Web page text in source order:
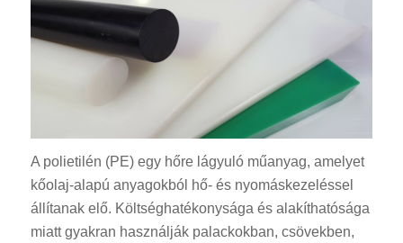
A polietilén (PE) egy hőre lágyuló műanyag, amelyet
kőolaj-alapú anyagokból hő- és nyomáskezeléssel
állítanak elő. Költséghatékonysága és alakíthatósága
miatt gyakran használják palackokban, csövekben,